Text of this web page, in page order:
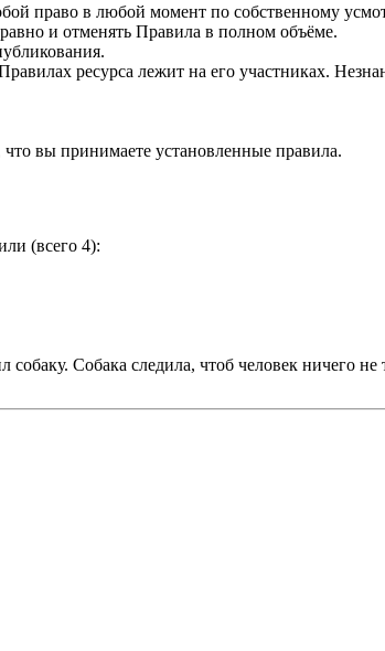
право в любой момент по собственному
и отменять Правила в полном объёме.
ресурса лежит на его участниках.
вы принимаете установленные правила.
(всего 4):
Собака следила, чтоб человек ничего не